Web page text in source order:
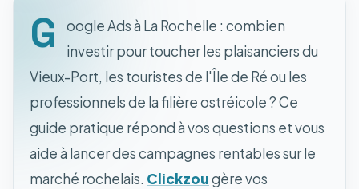
G
oogle Ads à La Rochelle : combien
investir pour toucher les plaisanciers du
Vieux-Port, les touristes de l'Île de Ré ou les
professionnels de la filière ostréicole ? Ce
guide pratique répond à vos questions et vous
aide à lancer des campagnes rentables sur le
marché rochelais. Clickzougère vos